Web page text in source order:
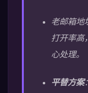
老邮箱地
打开率高
心处理。
平替方案